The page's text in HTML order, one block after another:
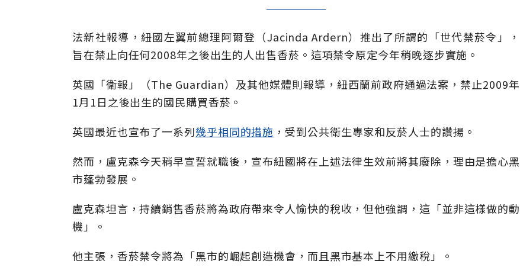
法新社報導，紐國左翼前總理阿爾登（Jacinda Ardern）推出了所謂的「世代禁菸令」，
旨在禁止向任何2008年之後出生的人出售香菸。這項禁令原定今年稍晚逐步實施。
英國「衛報」（The Guardian）及其他媒體則報導，紐西蘭前政府通過法案，禁止2009年
1月1日之後出生的國民購買香菸。
英國最近也宣布了一系列幾乎相同的措施 ，受到公共衛生專家和反菸人士的讚揚。
然而，盧克森今天稍早宣誓就職後，宣布紐國將在上述法律生效前將其廢除，理由是擔心黑
市蓬勃發展。
盧克森坦言，持續銷售香菸將為政府帶來令人愉快的稅收，但他強調，這「並非這樣做的動
機」。
他主張，香菸禁令將為「黑市的崛起創造機會，而且黑市基本上不用繳稅」。